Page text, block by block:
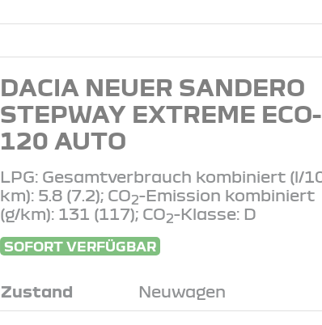
DACIA NEUER SANDERO
STEPWAY EXTREME
120 AUTO
LPG: Gesamtverbrauch kombiniert (l/
km): 5.8 (7.2); CO2-Emission kombiniert
(g/km): 131 (117); CO2-Klasse: D
SOFORT VERFÜGBAR
Zustand Neuwagen